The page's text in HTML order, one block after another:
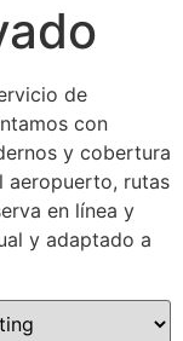
de
con
y cobertura
aeropuerto, rutas
en línea y
y adaptado a